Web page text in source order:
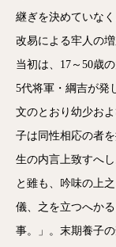
継ぎを決めていな
改易による牢人の
当初は、17～50歳
5代将軍・綱吉が発
文のとおり幼少お
子は同性相応の者
生の内言上致すへ
と雖も、吟味の上
儀、之を立つへか
事。」。末期養子